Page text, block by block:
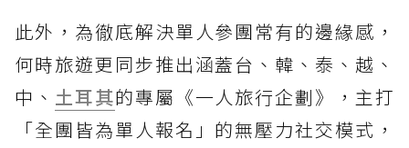
此外，為徹底解決單人參團常有的邊緣感，
何時旅遊更同步推出涵蓋台、韓、泰、越、
中、 土耳其的專屬《一人旅行企劃》，主打
「全團皆為單人報名」的無壓力社交模式，